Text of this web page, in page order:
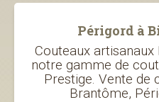
Périgord à
Couteaux
notre gamme de
Prestige. Vente de
Brantôme,